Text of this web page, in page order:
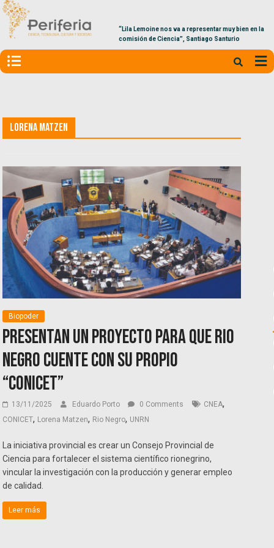
“Lila Lemoine nos va a representar muy bien en la
comisión de Ciencia”, Santiago Santurio
Lorena Matzen
Biopoder
Presentan un proyecto para que Rio
Negro cuente con su propio
“CONICET”
13/11/2025 Eduardo Porto 0 Comments CNEA,
CONICET, Lorena Matzen, Rio Negro, UNRN
La iniciativa provincial es crear un Consejo Provincial de
Ciencia para fortalecer el sistema científico rionegrino,
vincular la investigación con la producción y generar empleo
de calidad.
Leer más